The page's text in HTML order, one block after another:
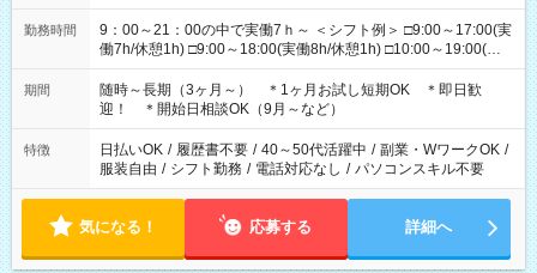
勤務時間
9：00～21：00の中で実働7ｈ～ ＜シフト例＞ □9:00～17:00(実
働7h/休憩1h) □9:00～18:00(実働8h/休憩1h) □10:00～19:00(実
働8h/休憩1h) □11:00～20:00(実働8h/休憩1h) □12:00～20:00(実
働7h/休憩1h) □12:00～21:00(実働7h/休憩1h) ＊固定OK ＊選べ
る時間帯！
期間
随時～長期（3ヶ月～） ＊1ヶ月お試し短期OK ＊即日歓
迎！ ＊開始日相談OK（9月～など）
特徴 日払いOK / 履歴書不要 / 40～50代活躍中 / 副業・WワークOK /
服装自由 / シフト勤務 / 電話対応なし / パソコンスキル不要
気になる！ 応募する 詳細へ